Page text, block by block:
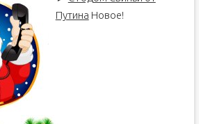
Путина Новое!